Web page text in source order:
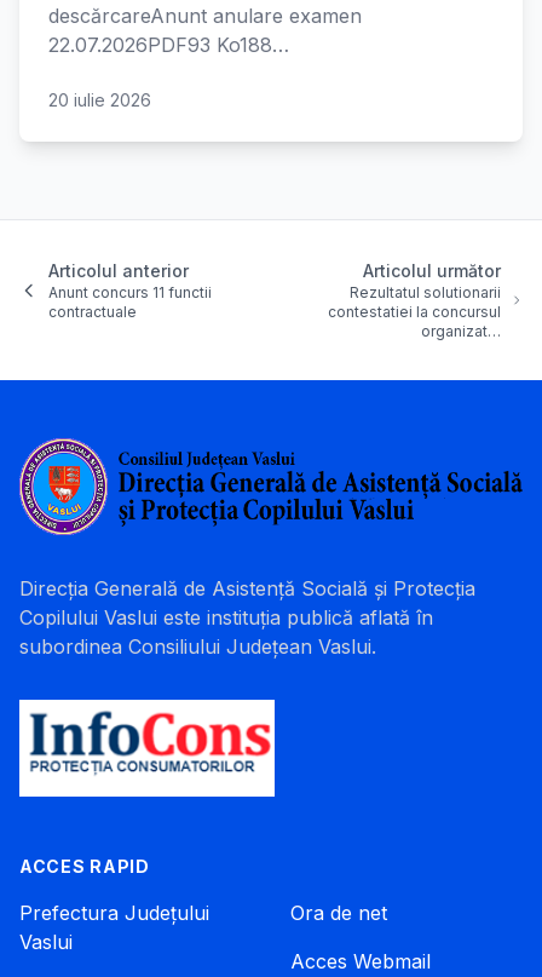
descărcareAnunt anulare examen
22.07.2026PDF93 Ko188…
20 iulie 2026
Articolul anterior
Anunt concurs 11 functii
contractuale
Articolul următor
Rezultatul solutionarii
contestatiei la concursul
organizat…
Direcția Generală de Asistență Socială și Protecția
Copilului Vaslui este instituția publică aflată în
subordinea Consiliului Județean Vaslui.
ACCES RAPID
Prefectura Județului
Vaslui
Ora de net
Acces Webmail